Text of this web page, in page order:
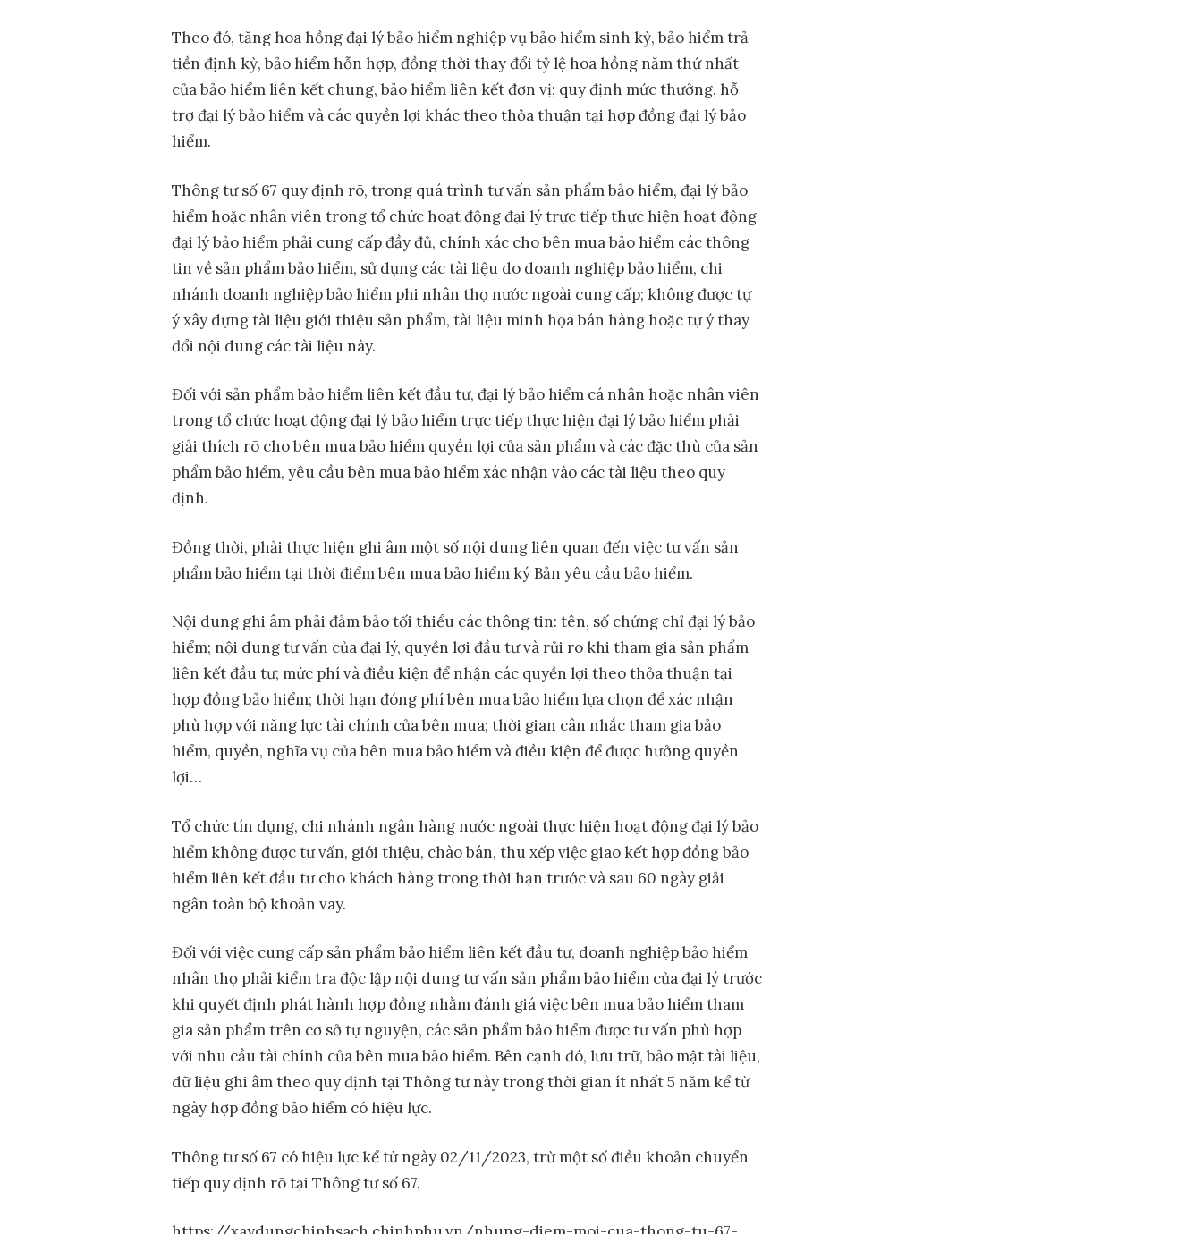
Theo đó, tăng hoa hồng đại lý bảo hiểm nghiệp vụ bảo hiểm sinh kỳ, bảo hiểm trả
tiền định kỳ, bảo hiểm hỗn hợp, đồng thời thay đổi tỷ lệ hoa hồng năm thứ nhất
của bảo hiểm liên kết chung, bảo hiểm liên kết đơn vị; quy định mức thưởng, hỗ
trợ đại lý bảo hiểm và các quyền lợi khác theo thỏa thuận tại hợp đồng đại lý bảo
hiểm.
Thông tư số 67 quy định rõ, trong quá trình tư vấn sản phẩm bảo hiểm, đại lý bảo
hiểm hoặc nhân viên trong tổ chức hoạt động đại lý trực tiếp thực hiện hoạt động
đại lý bảo hiểm phải cung cấp đầy đủ, chính xác cho bên mua bảo hiểm các thông
tin về sản phẩm bảo hiểm, sử dụng các tài liệu do doanh nghiệp bảo hiểm, chi
nhánh doanh nghiệp bảo hiểm phi nhân thọ nước ngoài cung cấp; không được tự
ý xây dựng tài liệu giới thiệu sản phẩm, tài liệu minh họa bán hàng hoặc tự ý thay
đổi nội dung các tài liệu này.
Đối với sản phẩm bảo hiểm liên kết đầu tư, đại lý bảo hiểm cá nhân hoặc nhân viên
trong tổ chức hoạt động đại lý bảo hiểm trực tiếp thực hiện đại lý bảo hiểm phải
giải thích rõ cho bên mua bảo hiểm quyền lợi của sản phẩm và các đặc thù của sản
phẩm bảo hiểm, yêu cầu bên mua bảo hiểm xác nhận vào các tài liệu theo quy
định.
Đồng thời, phải thực hiện ghi âm một số nội dung liên quan đến việc tư vấn sản
phẩm bảo hiểm tại thời điểm bên mua bảo hiểm ký Bản yêu cầu bảo hiểm.
Nội dung ghi âm phải đảm bảo tối thiểu các thông tin: tên, số chứng chỉ đại lý bảo
hiểm; nội dung tư vấn của đại lý, quyền lợi đầu tư và rủi ro khi tham gia sản phẩm
liên kết đầu tư; mức phí và điều kiện để nhận các quyền lợi theo thỏa thuận tại
hợp đồng bảo hiểm; thời hạn đóng phí bên mua bảo hiểm lựa chọn để xác nhận
phù hợp với năng lực tài chính của bên mua; thời gian cân nhắc tham gia bảo
hiểm, quyền, nghĩa vụ của bên mua bảo hiểm và điều kiện để được hưởng quyền
lợi…
Tổ chức tín dụng, chi nhánh ngân hàng nước ngoài thực hiện hoạt động đại lý bảo
hiểm không được tư vấn, giới thiệu, chào bán, thu xếp việc giao kết hợp đồng bảo
hiểm liên kết đầu tư cho khách hàng trong thời hạn trước và sau 60 ngày giải
ngân toàn bộ khoản vay.
Đối với việc cung cấp sản phẩm bảo hiểm liên kết đầu tư, doanh nghiệp bảo hiểm
nhân thọ phải kiểm tra độc lập nội dung tư vấn sản phẩm bảo hiểm của đại lý trước
khi quyết định phát hành hợp đồng nhằm đánh giá việc bên mua bảo hiểm tham
gia sản phẩm trên cơ sở tự nguyện, các sản phẩm bảo hiểm được tư vấn phù hợp
với nhu cầu tài chính của bên mua bảo hiểm. Bên cạnh đó, lưu trữ, bảo mật tài liệu,
dữ liệu ghi âm theo quy định tại Thông tư này trong thời gian ít nhất 5 năm kể từ
ngày hợp đồng bảo hiểm có hiệu lực.
Thông tư số 67 có hiệu lực kể từ ngày 02/11/2023, trừ một số điều khoản chuyển
tiếp quy định rõ tại Thông tư số 67.